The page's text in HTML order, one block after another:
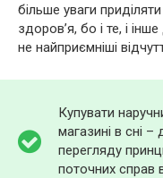
більше уваги
здоров’я, бо і те, і
не найприємніші
Купувати
магазині в сні
перегляду
поточних справ